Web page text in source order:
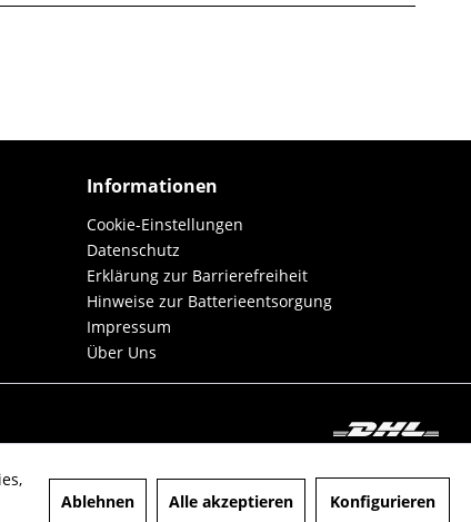
Informationen
Cookie-Einstellungen
Datenschutz
Erklärung zur Barrierefreiheit
Hinweise zur Batterieentsorgung
Impressum
Über Uns
Ablehnen Alle akzeptieren Konfigurieren